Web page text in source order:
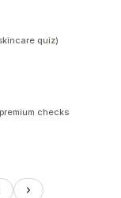
quiz)
checks